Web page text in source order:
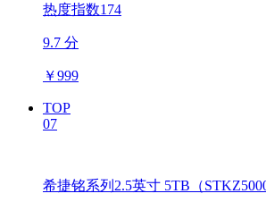
热度指数174
9.7 分
￥999
TOP
07
希捷铭系列2.5英寸 5TB（